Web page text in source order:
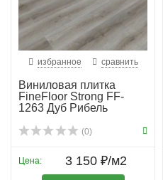
избранное сравнить
Виниловая плитка
FineFloor Strong FF-
1263 Дуб Рибель
(0)
Цена: 3 150 ₽/м2